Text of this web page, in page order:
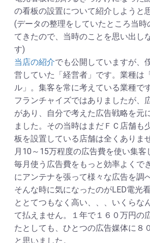
の看板の設置について紹介しようと
(データの整理をしていたところ当時
てきたので、当時のことを思い出し
す)
当店の紹介でも公開していますが、
営していた「経営者」です。業種は
ル」。集客を常に考えている業種です
フランチャイズではありましたが、
があり、自分で考えた広告戦略を元
ました。その当時はまだＦＣ店舗も
板を設置している店舗は全くありま
月10～15万程度の広告費を使い集客
毎月使う広告費をもっと効率よくで
にアンテナを張って様々な広告を調
そんな時に気になったのがLED電光
ととてつもなく高い、、、いくらな
て払えません。１年で１６０万円の
たとしても、ひとつの広告媒体に８
と思いました。